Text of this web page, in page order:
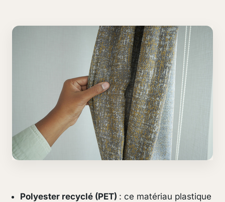
Polyester recyclé (PET) : ce matériau plastique